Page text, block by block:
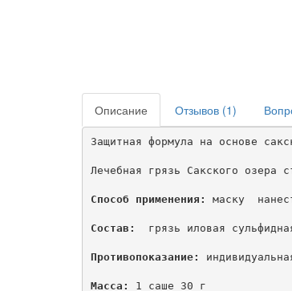
Описание Отзывов (1)
Защитная формула на основе
Лечебная грязь Сакского озера
Способ применения: маску
Состав:
грязь иловая
Противопоказание:
Масса: 1 саше 30 г